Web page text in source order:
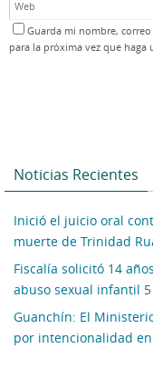
Guarda mi nombre,
para la próxima vez que haga
Noticias Recientes
Inició el juicio oral
muerte de Trinidad
Fiscalía solicitó 14
abuso sexual infantil
Guanchín: El
por intencionalidad